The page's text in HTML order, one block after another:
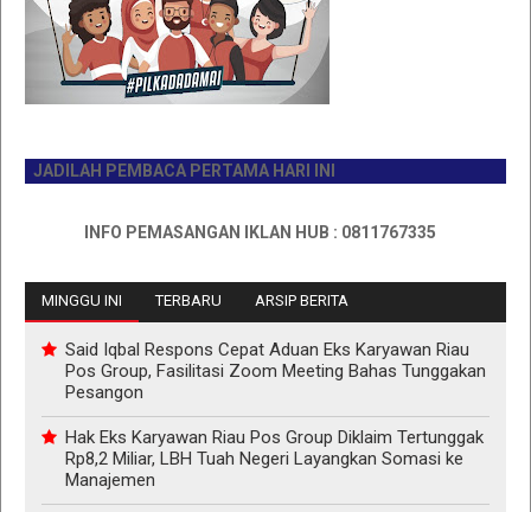
PEMBACA PERTAMA HARI INI
INFO PEMASANGAN IKLAN HUB : 0811767335
MINGGU INI TERBARU ARSIP BERITA
Said Iqbal Respons Cepat Aduan Eks Karyawan Riau
Pos Group, Fasilitasi Zoom Meeting Bahas Tunggakan
Pesangon
Hak Eks Karyawan Riau Pos Group Diklaim Tertunggak
Rp8,2 Miliar, LBH Tuah Negeri Layangkan Somasi ke
Manajemen